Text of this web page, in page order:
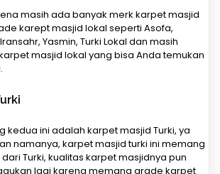
masih ada banyak merk karpet masjid
karept masjid lokal seperti Asofa,
Yasmin, Turki Lokal dan masih
masjid lokal yang bisa Anda temukan
kedua ini adalah karpet masjid Turki, ya
namanya, karpet masjid turki ini memang
Turki, kualitas karpet masjidnya pun
lagi karena memang grade karpet